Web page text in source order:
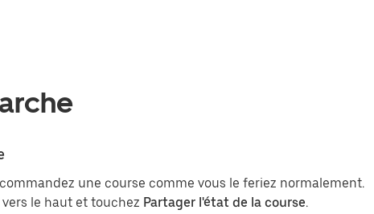
une course comme vous le feriez normalement.
le haut et touchez Partager l'état de la course.